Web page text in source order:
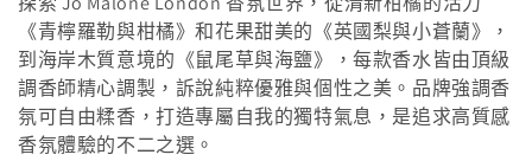
系
列
:
《青檸羅勒與柑橘》和花果甜美的《英國梨與小蒼蘭》，
到海岸木質意境的《鼠尾草與海鹽》，每款香水皆由頂級
調香師精心調製，訴說純粹優雅與個性之美。品牌強調香
氛可自由糅香，打造專屬自我的獨特氣息，是追求高質感
香氛體驗的不二之選。